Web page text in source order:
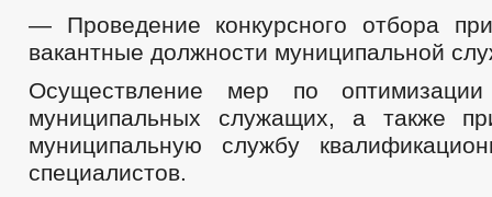
— Проведение конкурсного отбора
вакантные должности муниципальной
Осуществление мер по
муниципальных служащих, а также
муниципальную службу
специалистов.